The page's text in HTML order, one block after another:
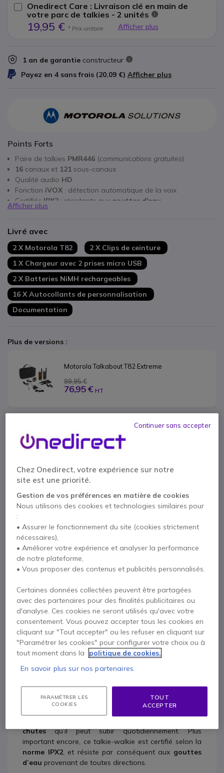
Onedirect Care : Livraison clé en main de
votre parc de talkies - 2 unités
19,95 € * Prix unitaire Afficher plus
1 an de garantie constructeur
Payez en 4 sans frais (20,09 €) Afficher plus
Points Forts
Paire de talkies PMR446 (communications gratuites)
16 canaux et 121 sous-canaux
Qualité audio HD
Fonction iVOX : détection automatique de la voix
Certifiés IPX2 : résistants aux gouttes d'eau
Portée : jusqu’à
Compatibles avec tous les talkies PMR446
Afficher plus
Livré avec
2 X Motorola T82
2 X Clips de ceinture
1 X Chargeur avec 2 prises micro USB
2 X Batteries NiMH rechargeables
16 X Autocollants de personnalisation
Documentation
Plus de versions :
Motorola Talkabout T82 Extreme
99,95 €
76,95 € HT
Motorola TLKR T82 Extreme QUAD
216,95 €
129,95 €
0800 72 4000
F.A.Q Chat
Description
Motorola T82
La référence des talkies walkies
sans licence !
LeMotorola T82fonctionne via la fréquence
gratuitementpar le biais de16 canauxet121 sous-
canaux. Véritable référence en matière de
coque renforcée
chutesqu’il peut subir quotidiennement. Plus
important encore, ce talkie-walkie est certifié selon la
norme IPX2, et résiste par conséquent aux gouttes
d’eau provenant de toutes directions.
Chez Onedirect, votre expérience sur notre
site est une priorité.
Gestion de vos préférences en matière de cookies
Nous utilisons des cookies et technologies similaires pour
:
• Assurer le fonctionnement du site (cookies strictement
nécessaires),
• Améliorer votre expérience et analyser la performance
de notre plateforme,
• Vous proposer des contenus et publicités personnalisés.
Certaines données collectées peuvent être partagées
avec des partenaires pour des finalités publicitaires ou
d'analyse. Ces cookies ne seront utilisés qu'avec votre
consentement. Vous pouvez accepter tous les cookies en
cliquant sur "Tout accepter" ou les refuser en cliquant sur
"Paramétrer les cookies" pour configurer votre choix ou à
tout moment dans la
politique de cookies.
En savoir plus sur nos partenaires.
PARAMÉTRER LES
COOKIES
TOUT
ACCEPTER
Continuer sans accepter